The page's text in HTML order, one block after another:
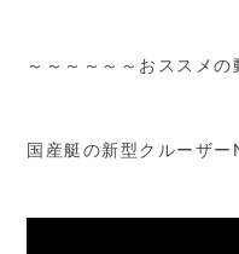
～～～～～～おススメ
国産艇の新型クルーザ